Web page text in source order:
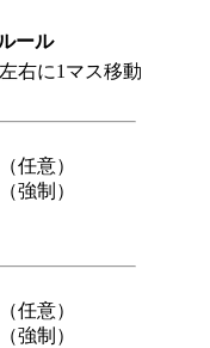
ール
右に1マス移動
任意）
制）
任意）
制）